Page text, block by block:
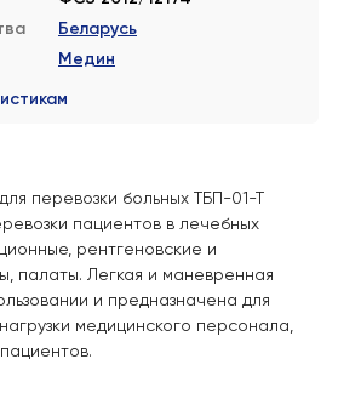
Беларусь
Медин
перевозки больных ТБП-01-Т
пациентов в лечебных
рентгеновские и
палаты. Легкая и маневренная
и предназначена для
медицинского персонала,